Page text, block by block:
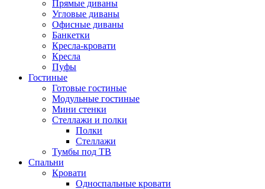
Прямые диваны
Угловые диваны
Офисные диваны
Банкетки
Кресла-кровати
Кресла
Пуфы
Гостиные
Готовые гостиные
Модульные гостиные
Мини стенки
Стеллажи и полки
Полки
Стеллажи
Тумбы под ТВ
Спальни
Кровати
Односпальные кровати